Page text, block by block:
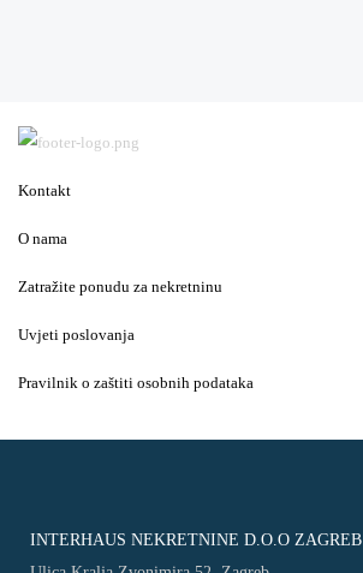
Kontakt
O nama
Zatražite ponudu za nekretninu
Uvjeti poslovanja
Pravilnik o zaštiti osobnih podataka
INTERHAUS NEKRETNINE D.O.O ZAGREB